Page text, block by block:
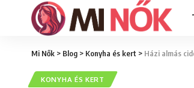
Mi Nők > Blog > Konyha és kert > Házi almás
KONYHA ÉS KERT